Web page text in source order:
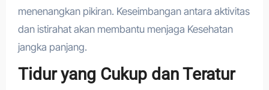
menenangkan pikiran. Keseimbangan antara aktivitas
dan istirahat akan membantu menjaga Kesehatan
jangka panjang.
Tidur yang Cukup dan Teratur